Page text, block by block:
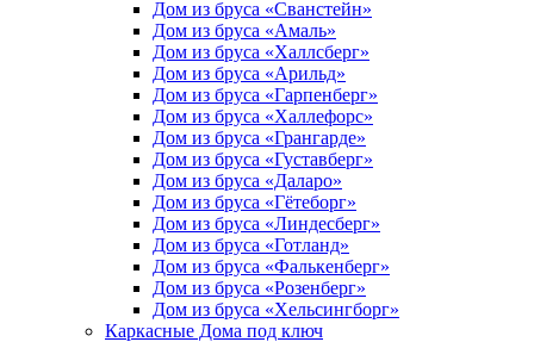
Дом из бруса «Сванстейн»
Дом из бруса «Амаль»
Дом из бруса «Халлсберг»
Дом из бруса «Арильд»
Дом из бруса «Гарпенберг»
Дом из бруса «Халлефорс»
Дом из бруса «Грангарде»
Дом из бруса «Густавберг»
Дом из бруса «Даларо»
Дом из бруса «Гётеборг»
Дом из бруса «Линдесберг»
Дом из бруса «Готланд»
Дом из бруса «Фалькенберг»
Дом из бруса «Розенберг»
Дом из бруса «Хельсингборг»
Каркасные Дома под ключ